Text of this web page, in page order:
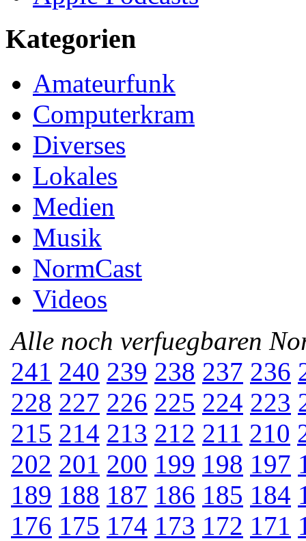
Kategorien
Amateurfunk
Computerkram
Diverses
Lokales
Medien
Musik
NormCast
Videos
Alle noch verfuegbaren
241 240 239 238 237 236
228 227 226 225 224 223
215 214 213 212 211 210
202 201 200 199 198 197
189 188 187 186 185 184
176 175 174 173 172 171